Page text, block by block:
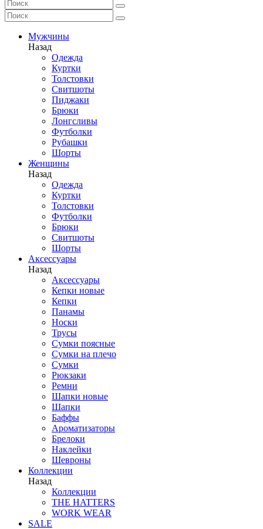
Мужчины
Назад
Одежда
Куртки
Толстовки
Свитшоты
Пиджаки
Брюки
Лонгсливы
Футболки
Рубашки
Шорты
Женщины
Назад
Одежда
Куртки
Толстовки
Футболки
Брюки
Свитшоты
Шорты
Аксессуары
Назад
Аксессуары
Кепки новые
Кепки
Панамы
Носки
Трусы
Сумки поясные
Сумки на плечо
Сумки
Рюкзаки
Ремни
Шапки новые
Шапки
Баффы
Ароматизаторы
Брелоки
Наклейки
Шевроны
Коллекции
Назад
Коллекции
THE HATTERS
WORK WEAR
SALE